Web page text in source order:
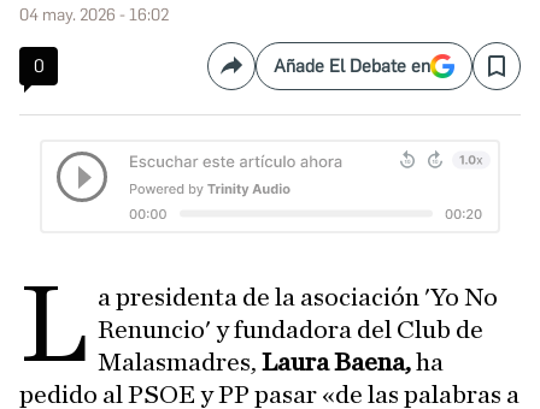
04 may. 2026 - 16:02
0 CompartirAñade El Debate en Save
L a presidenta de la asociación 'Yo No
Renuncio' y fundadora del Club de
Malasmadres,Laura Baena,ha
pedido al PSOE y PP pasar «de las palabras a